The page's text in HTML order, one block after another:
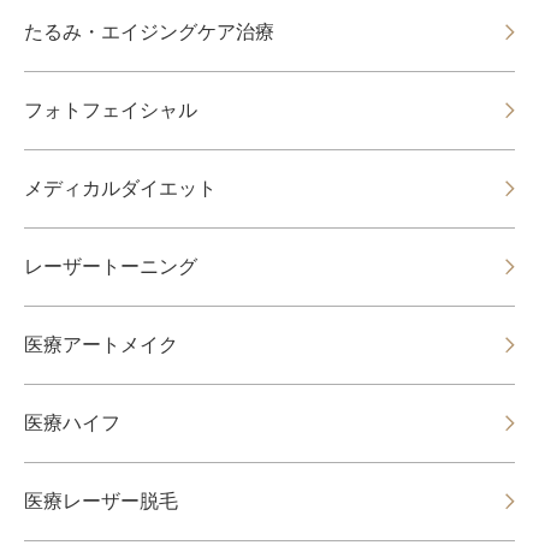
たるみ・エイジングケア治療
フォトフェイシャル
メディカルダイエット
レーザートーニング
医療アートメイク
医療ハイフ
医療レーザー脱毛